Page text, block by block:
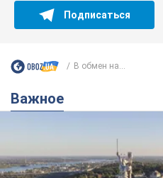
Подписаться
В обмен на...
Важное